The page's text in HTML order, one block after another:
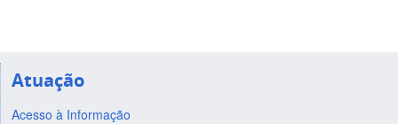
Atuação
Acesso à Informação